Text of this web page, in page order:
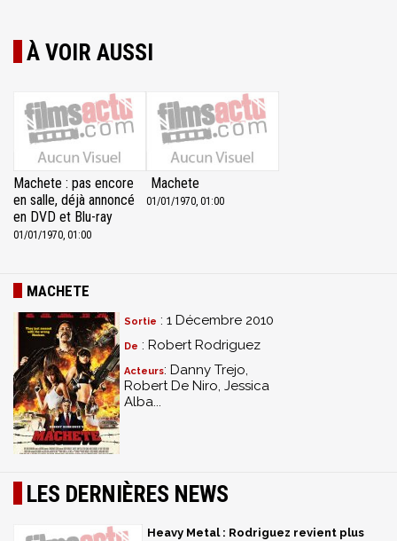
À VOIR AUSSI
Machete : pas encore
en salle, déjà annoncé
en DVD et Blu-ray
01/01/1970, 01:00
Machete
01/01/1970, 01:00
MACHETE
Sortie : 1 Décembre 2010
De : Robert Rodriguez
Acteurs: Danny Trejo,
Robert De Niro, Jessica
Alba...
LES DERNIÈRES NEWS
Heavy Metal : Rodriguez revient plus